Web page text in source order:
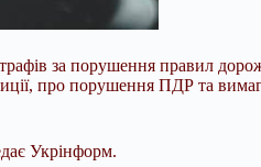
за порушення правил
про порушення ПДР та
Укрінформ.